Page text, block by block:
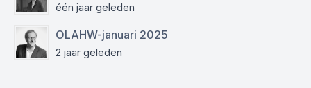
één jaar geleden
OLAHW-januari 2025
2 jaar geleden